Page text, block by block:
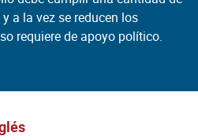
a la vez se reducen los
requiere de apoyo político.